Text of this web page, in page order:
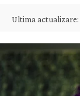
Ultima actualizare: